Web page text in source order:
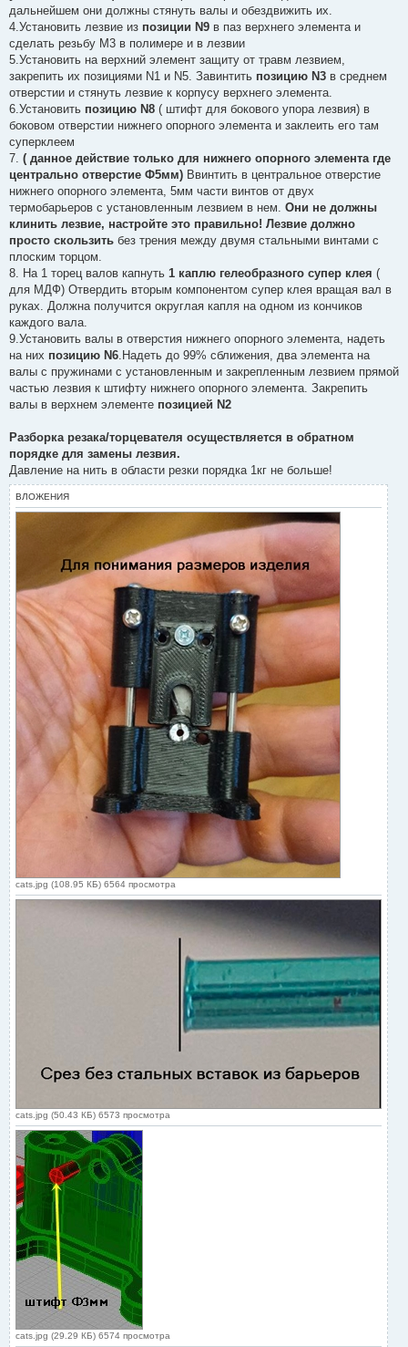
дальнейшем они должны стянуть валы и обездвижить их.
4.Установить лезвие из позиции N9 в паз верхнего элемента и
сделать резьбу М3 в полимере и в лезвии
5.Установить на верхний элемент защиту от травм лезвием,
закрепить их позициями N1 и N5. Завинтить позицию N3 в среднем
отверстии и стянуть лезвие к корпусу верхнего элемента.
6.Установить позицию N8 ( штифт для бокового упора лезвия) в
боковом отверстии нижнего опорного элемента и заклеить его там
суперклеем
7. ( данное действие только для нижнего опорного элемента где
центрально отверстие Ф5мм) Ввинтить в центральное отверстие
нижнего опорного элемента, 5мм части винтов от двух
термобарьеров с установленным лезвием в нем. Они не должны
клинить лезвие, настройте это правильно! Лезвие должно
просто скользить без трения между двумя стальными винтами с
плоским торцом.
8. На 1 торец валов капнуть 1 каплю гелеобразного супер клея (
для МДФ) Отвердить вторым компонентом супер клея вращая вал в
руках. Должна получится округлая капля на одном из кончиков
каждого вала.
9.Установить валы в отверстия нижнего опорного элемента, надеть
на них позицию N6 .Надеть до 99% сближения, два элемента на
валы с пружинами с установленным и закрепленным лезвием прямой
частью лезвия к штифту нижнего опорного элемента. Закрепить
валы в верхнем элементе позицией N2
Разборка резака/торцевателя осуществляется в обратном
порядке для замены лезвия.
Давление на нить в области резки порядка 1кг не больше!
ВЛОЖЕНИЯ
cats.jpg (108.95 КБ) 6564 просмотра
cats.jpg (50.43 КБ) 6573 просмотра
cats.jpg (29.29 КБ) 6574 просмотра